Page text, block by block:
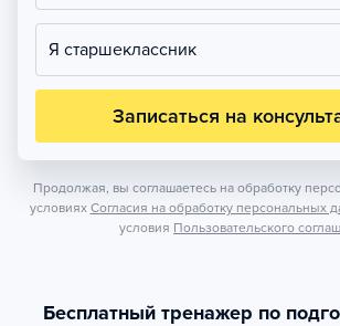
Я старшеклассник
Записаться на
Продолжая, вы соглашаетесь на обработку
условиях Согласия на обработку персональных
условия Пользовательского
Бесплатный тренажер по